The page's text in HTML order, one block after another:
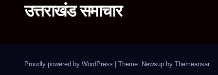
उत्तराखंड समाचार
Proudly powered by WordPress Theme: Newsup by Themeansar.